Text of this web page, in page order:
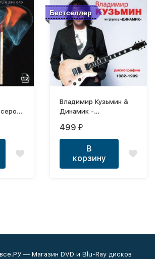
Бестселлер
Владимир Кузьмин &
Динамик -
1999) МР3
499 ₽
В
корзину
— Магазин DVD и Blu-Ray дисков